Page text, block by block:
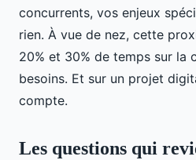
concurrents, vos enjeux
rien. À vue de nez, cette
20% et 30% de temps sur la
besoins. Et sur un projet
compte.
Les questions qui